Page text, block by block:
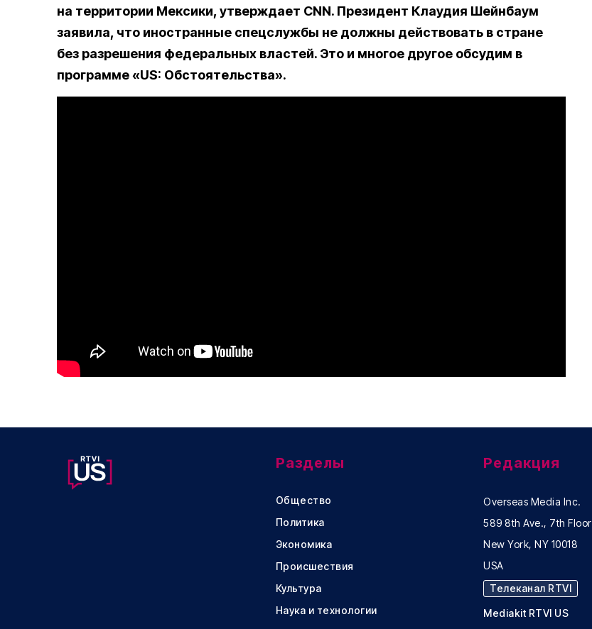
на территории Мексики, утверждает CNN. Президент Клаудия Шейнбаум
заявила, что иностранные спецслужбы не должны действовать в стране
без разрешения федеральных властей. Это и многое другое обсудим в
программе «US: Обстоятельства».
Разделы
Общество
Политика
Экономика
Происшествия
Культура
Наука и технологии
Редакция
Overseas Media Inc.
589 8th Ave., 7th Floor
New York, NY 10018
USA
Телеканал RTVI
Mediakit RTVI US